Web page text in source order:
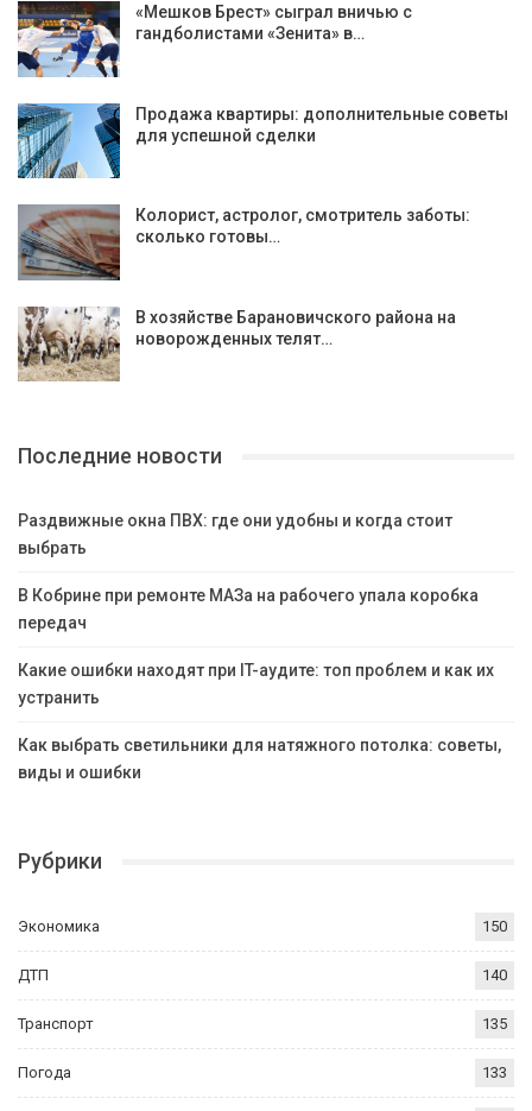
«Мешков Брест» сыграл вничью с
гандболистами «Зенита» в…
Продажа квартиры: дополнительные советы
для успешной сделки
Колорист, астролог, смотритель заботы:
сколько готовы…
В хозяйстве Барановичского района на
новорожденных телят…
Последние новости
Раздвижные окна ПВХ: где они удобны и когда стоит
выбрать
В Кобрине при ремонте МАЗа на рабочего упала коробка
передач
Какие ошибки находят при IT-аудите: топ проблем и как их
устранить
Как выбрать светильники для натяжного потолка: советы,
виды и ошибки
Рубрики
Экономика 150
ДТП 140
Транспорт 135
Погода 133